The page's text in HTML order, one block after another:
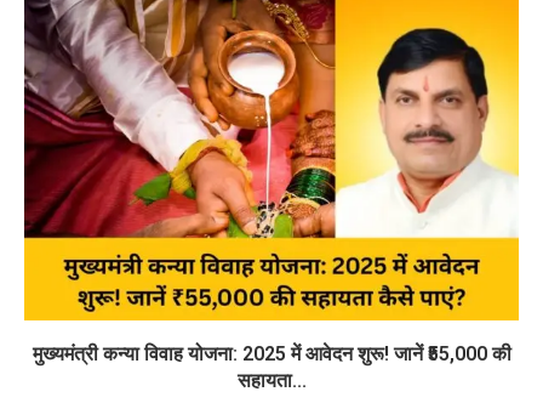
मुख्यमंत्री कन्या विवाह योजना: 2025 में आवेदन शुरू! जानें ₹55,000 की
सहायता...